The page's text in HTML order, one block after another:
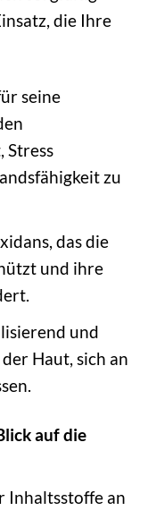
die Ihre
seine
Stress
zu
das die
und ihre
und
Haut, sich an
auf die
Inhaltsstoffe an